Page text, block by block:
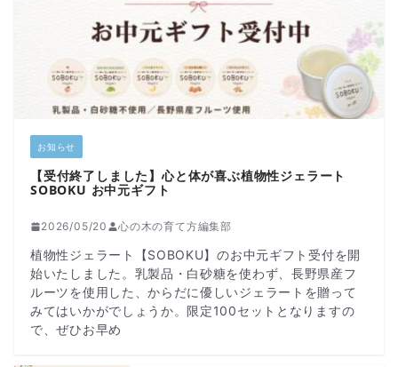
お知らせ
【受付終了しました】心と体が喜ぶ植物性ジェラート
SOBOKU お中元ギフト
2026/05/20 心の木の育て方編集部
植物性ジェラート【SOBOKU】のお中元ギフト受付を開
始いたしました。乳製品・白砂糖を使わず、長野県産フ
ルーツを使用した、からだに優しいジェラートを贈って
みてはいかがでしょうか。限定100セットとなりますの
で、ぜひお早め